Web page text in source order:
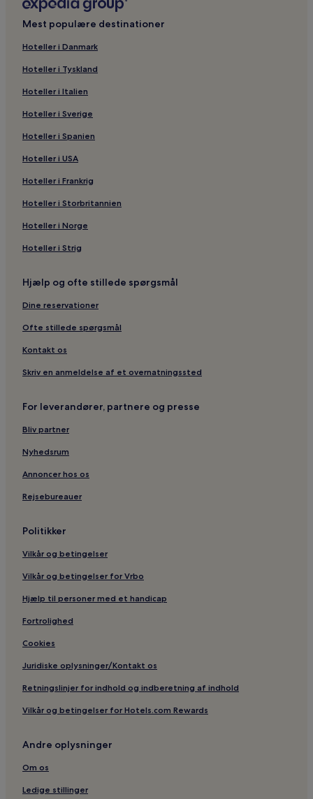
Mest populære destinationer
Hoteller i Danmark
Hoteller i Tyskland
Hoteller i Italien
Hoteller i Sverige
Hoteller i Spanien
Hoteller i USA
Hoteller i Frankrig
Hoteller i Storbritannien
Hoteller i Norge
Hoteller i Strig
Hjælp og ofte stillede spørgsmål
Dine reservationer
Ofte stillede spørgsmål
Kontakt os
Skriv en anmeldelse af et overnatningssted
For leverandører, partnere og presse
Bliv partner
Nyhedsrum
Annoncer hos os
Rejsebureauer
Politikker
Vilkår og betingelser
Vilkår og betingelser for Vrbo
Hjælp til personer med et handicap
Fortrolighed
Cookies
Juridiske oplysninger/Kontakt os
Retningslinjer for indhold og indberetning af indhold
Vilkår og betingelser for Hotels.com Rewards
Andre oplysninger
Om os
Ledige stillinger